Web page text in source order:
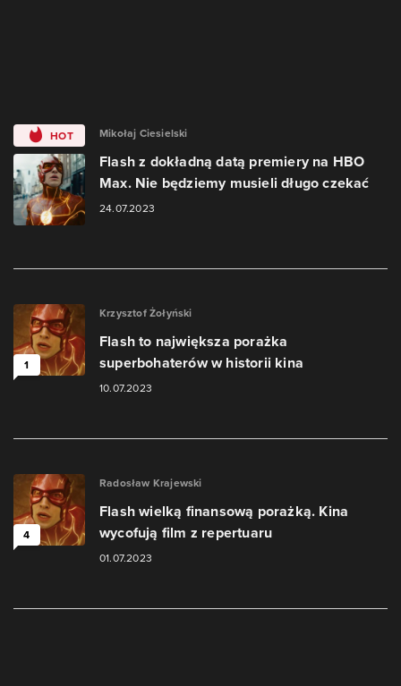
HOT Mikołaj Ciesielski
Flash z dokładną datą premiery na HBO
Max. Nie będziemy musieli długo czekać
24.07.2023
1
Krzysztof Żołyński
Flash to największa porażka
superbohaterów w historii kina
10.07.2023
4
Radosław Krajewski
Flash wielką finansową porażką. Kina
wycofują film z repertuaru
01.07.2023